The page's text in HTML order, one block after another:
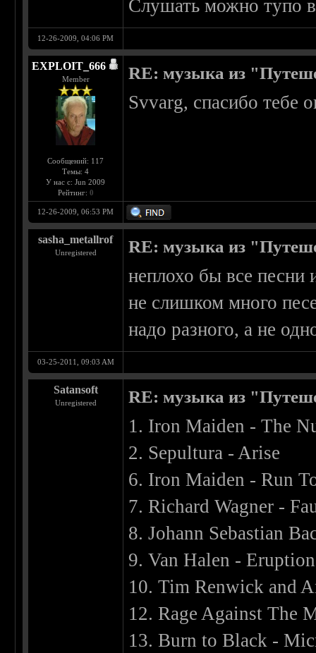
Слушать можно тупо
12-26-2009, 04:06 PM
EXPLOIT_666
Member
Сообщений: 117
Темы: 4
У нас с: Jun 2009
Рейтинг: 0
RE: музыка из
Svvarg, спасибо тебе
12-26-2009, 06:53 PM
sasha_metallrof
Unregistered RE: музыка из
неплохо бы все песни
не слишком много
надо разного, а не
03-25-2011, 09:03 AM
Satansoft
Unregistered RE: музыка из
1. Iron Maiden - The
2. Sepultura - Arise
6. Iron Maiden - Run
7. Richard Wagner -
8. Johann Sebastian
9. Van Halen - Eruption
10. Tim Renwick and
12. Rage Against The
13. Burn to Black -